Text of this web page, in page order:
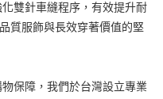
後續交易確認頁面所載為準。
遇審核未通過，訂單將自動取
達大哥付你分期系統評分，恕無
期」於每月結算日後寄送繳費提
」的支付方式。 讓您購物簡單
儲值。
結帳。
雙針車縫程序，有效提升耐
質服飾與長效穿著價值的堅
保障，我們於台灣設立專業